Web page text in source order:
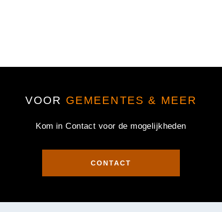
VOOR GEMEENTES & MEER
Kom in Contact voor de mogelijkheden
CONTACT